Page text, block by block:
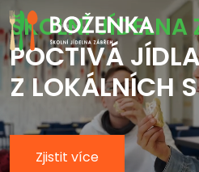
ŠKOLNÍ JÍDELNA
POCTIVÁ
Z LOKÁLNÍCH
Zjistit více